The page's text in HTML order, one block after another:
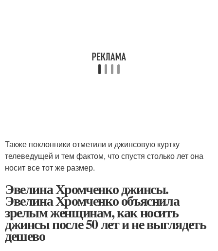
Также поклонники отметили и джинсовую куртку
телеведущей и тем фактом, что спустя столько лет она
носит все тот же размер.
Эвелина Хромченко джинсы.
Эвелина Хромченко объяснила
зрелым женщинам, как носить
джинсы после 50 лет и не выглядеть
дешево